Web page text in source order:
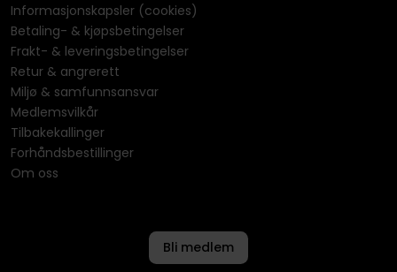
Informasjonskapsler (cookies)
Betaling- & kjøpsbetingelser
Frakt- & leveringsbetingelser
Retur & angrerett
Miljø & samfunnsansvar
Medlemsvilkår
Tilbakekallinger
Forhåndsbestillinger
Om oss
Bli medlem